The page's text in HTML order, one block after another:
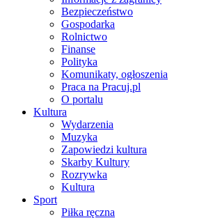
Bezpieczeństwo
Gospodarka
Rolnictwo
Finanse
Polityka
Komunikaty, ogłoszenia
Praca na Pracuj.pl
O portalu
Kultura
Wydarzenia
Muzyka
Zapowiedzi kultura
Skarby Kultury
Rozrywka
Kultura
Sport
Piłka ręczna